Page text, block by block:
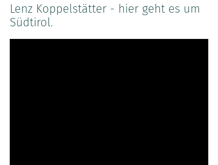
Lenz Koppelstätter - hier geht es um
Südtirol.